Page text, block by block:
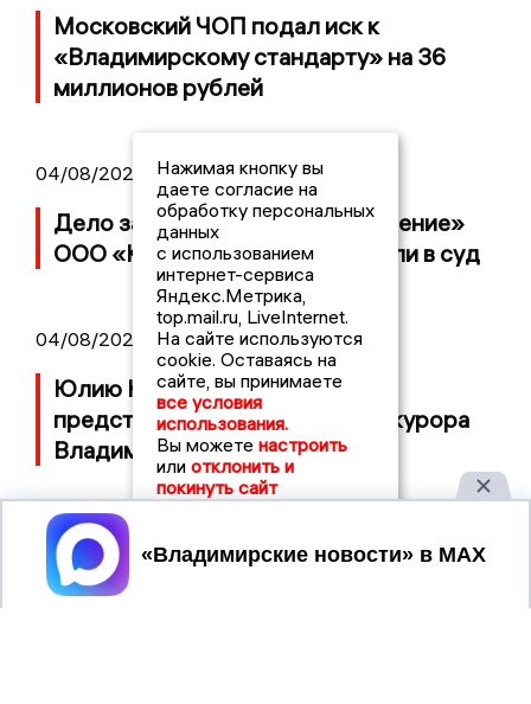
Московский ЧОП подал иск к
«Владимирскому стандарту» на 36
миллионов рублей
04/08/2026 15:40
Дело застройщика ЖК «Поколение»
ООО «Капитал Строй» передали в суд
04/08/2026 11:36
Юлию Калистову официально
представили в должности прокурора
Владимирской области
Нажимая кнопку вы
даете согласие на
обработку персональных
данных
с использованием
интернет-сервиса
Яндекс.Метрика,
top.mail.ru, LiveInternet.
На сайте используются
cookie. Оставаясь на
сайте, вы принимаете
все условия
использования.
Вы можете настроить
или отклонить и
покинуть сайт
Принять